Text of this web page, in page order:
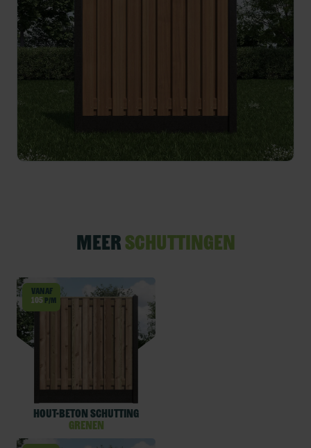
Meer schuttingen
Vanaf
105 p/m
Hout-beton schutting
Grenen